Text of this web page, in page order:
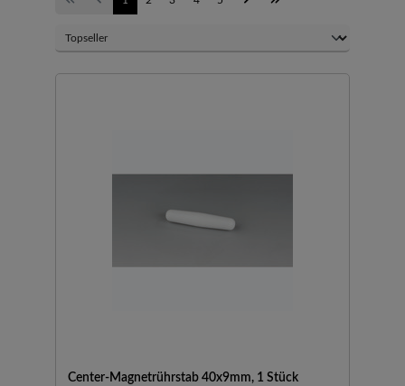
Center-Magnetrührstab 40x9mm, 1 Stück